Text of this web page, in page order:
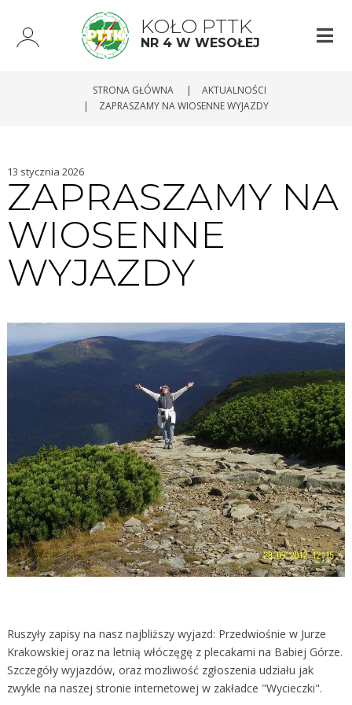
KOŁO PTTK
NR 4 W WESOŁEJ
STRONA GŁÓWNA |
AKTUALNOŚCI
|
ZAPRASZAMY NA WIOSENNE WYJAZDY
13 stycznia 2026
ZAPRASZAMY NA
WIOSENNE
WYJAZDY
Ruszyły zapisy na nasz najbliższy wyjazd: Przedwiośnie w Jurze
Krakowskiej oraz na letnią włóczęgę z plecakami na Babiej Górze.
Szczegóły wyjazdów, oraz mozliwość zgłoszenia udziału jak
zwykle na naszej stronie internetowej w zakładce "Wycieczki".